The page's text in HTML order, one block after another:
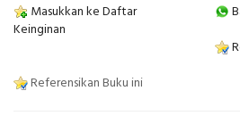
Masukkan ke Daftar
Keinginan
Referensikan Buku ini